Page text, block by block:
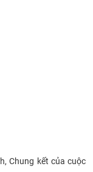
Chung kết của cuộc